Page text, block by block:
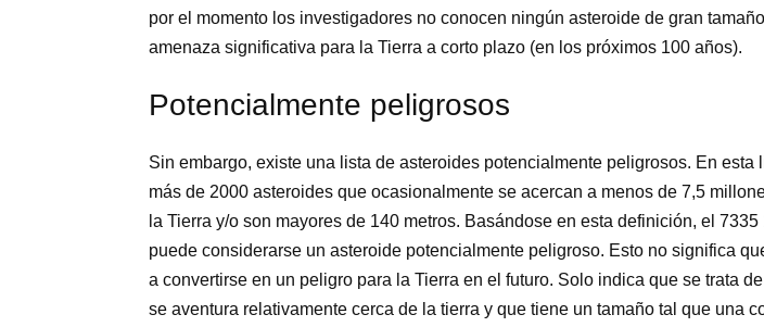
por el momento los investigadores no conocen ningún asteroide de gran
amenaza significativa para la Tierra a corto plazo (en los próximos 100 años).
Potencialmente peligrosos
Sin embargo, existe una lista de asteroides potencialmente peligrosos. En esta
más de 2000 asteroides que ocasionalmente se acercan a menos de 7,5
la Tierra y/o son mayores de 140 metros. Basándose en esta definición, el
puede considerarse un asteroide potencialmente peligroso. Esto no significa
a convertirse en un peligro para la Tierra en el futuro. Solo indica que se trata
se aventura relativamente cerca de la tierra y que tiene un tamaño tal que una